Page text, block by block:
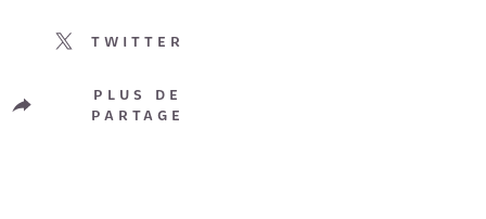
TWITTER
PLUS DE
PARTAGE